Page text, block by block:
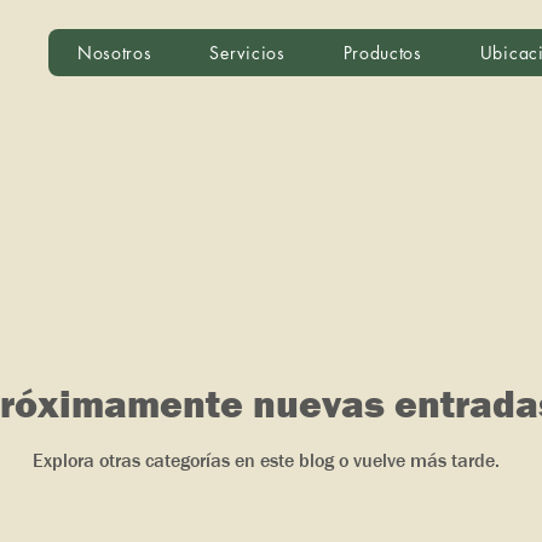
Nosotros Servicios Productos
nuevas
Explora otras categorías en este blog o vuelve más tarde.